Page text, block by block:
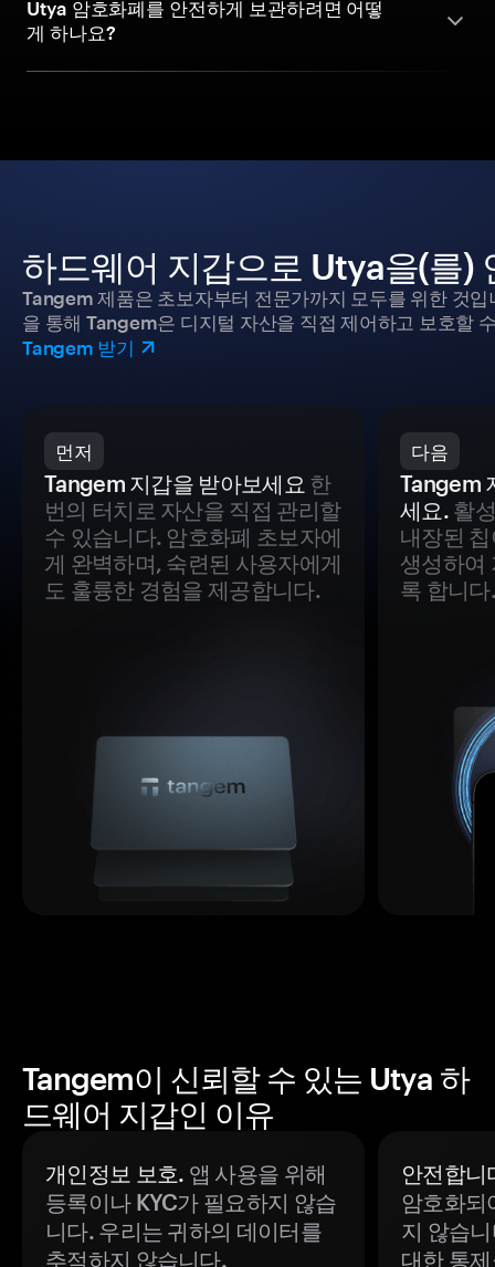
Utya 암호화폐를 안전하게 보관하려면 어떻
게 하나요?
하드웨어 지갑으로 Utya을(를)
Tangem 제품은 초보자부터 전문가까지 모두를 위한 것
을 통해 Tangem은 디지털 자산을 직접 제어하고 보호할
Tangem 받기
먼저
Tangem 지갑을 받아보세요 한
번의 터치로 자산을 직접 관리할
수 있습니다. 암호화폐 초보자에
게 완벽하며, 숙련된 사용자에게
도 훌륭한 경험을 제공합니다.
다음
Tangem
세요.활
내장된
생성하여
록 합니다.
Tangem이 신뢰할 수 있는 Utya 하
드웨어 지갑인 이유
개인정보 보호. 앱 사용을 위해
등록이나 KYC가 필요하지 않습
니다. 우리는 귀하의 데이터를
추적하지 않습니다.
안전합니
암호화되
지 않습
대한 통